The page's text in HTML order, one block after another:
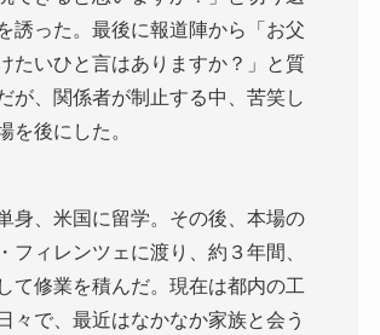
誘った。最後に報道陣から「お父
たいひと言はありますか？」と質
が、関係者が制止する中、苦笑し
を後にした。
身、米国に留学。その後、本場の
フィレンツェに渡り、約３年間、
て修業を積んだ。現在は都内の工
々で、最近はなかなか家族と会う